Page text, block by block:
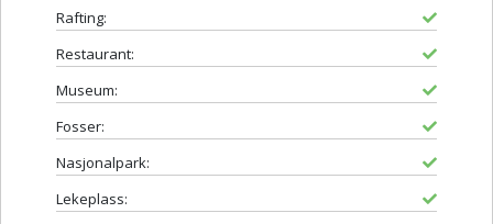
Rafting:
Restaurant:
Museum:
Fosser:
Nasjonalpark:
Lekeplass: